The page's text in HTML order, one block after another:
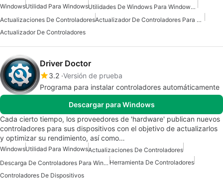
WindowsUtilidad Para Windows
Utilidades De Windows Para Windows 10
Actualizaciones De Controladores
Actualizador De Controladores Para Windows
Actualizador De Controladores
Driver Doctor
3.2 Versión de prueba
Programa para instalar controladores automáticamente
Descargar para Windows
Cada cierto tiempo, los proveedores de 'hardware' publican nuevos
controladores para sus dispositivos con el objetivo de actualizarlos
y optimizar su rendimiento, así como…
WindowsUtilidad Para WindowsActualizaciones De Controladores
Descarga De Controladores Para Windows Herramienta De Controladores
Controladores De Dispositivos